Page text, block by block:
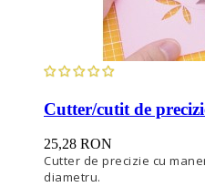
Cutter/cutit de
25,28 RON
Cutter de precizie cu
diametru.